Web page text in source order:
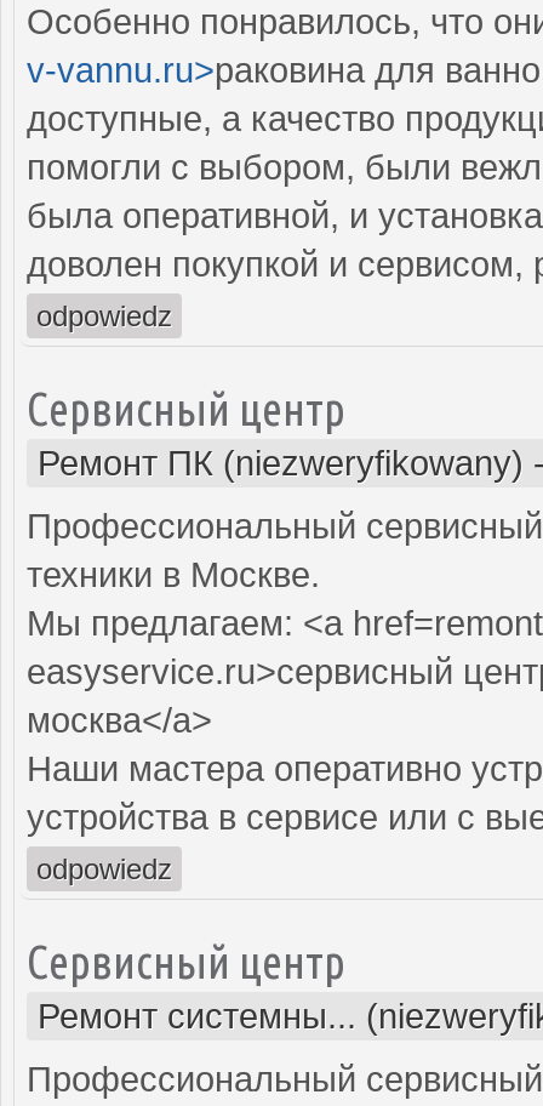
Особенно понравилось, что
v-vannu.ru>раковина для
доступные, а качество
помогли с выбором, были
была оперативной, и
доволен покупкой и
odpowiedz
Сервисный центр
Ремонт ПК (niezweryfikowany)
Профессиональный
техники в Москве.
Мы предлагаем: <a
easyservice.ru>сервисный
москва</a>
Наши мастера оперативно
устройства в сервисе или с
odpowiedz
Сервисный центр
Ремонт системны...
Профессиональный